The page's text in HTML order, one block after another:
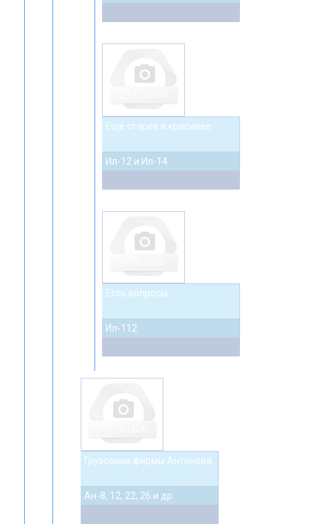
photo_camera
Ещё старее и красивее
Ил-12 и Ил-14
photo_camera
Есть вопросы
Ил-112
photo_camera
Грузовики фирмы Антонова
Ан-8, 12, 22, 26 и др.